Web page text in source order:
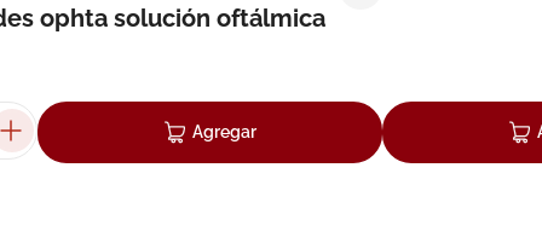
ophta solución oftálmica
Agregar